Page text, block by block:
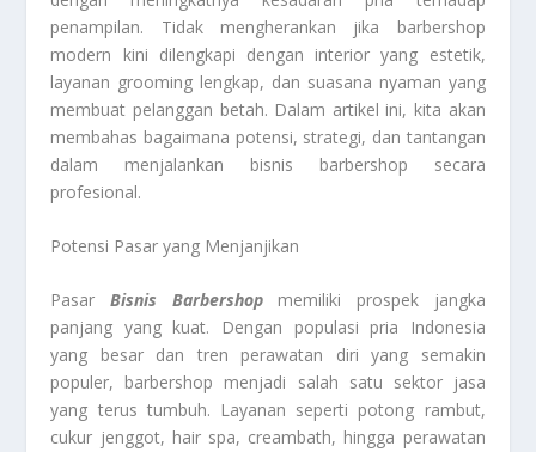
penampilan. Tidak mengherankan jika barbershop
modern kini dilengkapi dengan interior yang estetik,
layanan grooming lengkap, dan suasana nyaman yang
membuat pelanggan betah. Dalam artikel ini, kita akan
membahas bagaimana potensi, strategi, dan tantangan
dalam menjalankan bisnis barbershop secara
profesional.
Potensi Pasar yang Menjanjikan
PasarBisnis Barbershopmemiliki prospek jangka
panjang yang kuat. Dengan populasi pria Indonesia
yang besar dan tren perawatan diri yang semakin
populer, barbershop menjadi salah satu sektor jasa
yang terus tumbuh. Layanan seperti potong rambut,
cukur jenggot, hair spa, creambath, hingga perawatan